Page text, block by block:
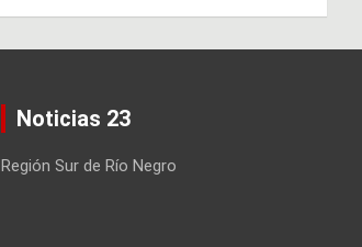
Noticias 23
Región Sur de Río Negro